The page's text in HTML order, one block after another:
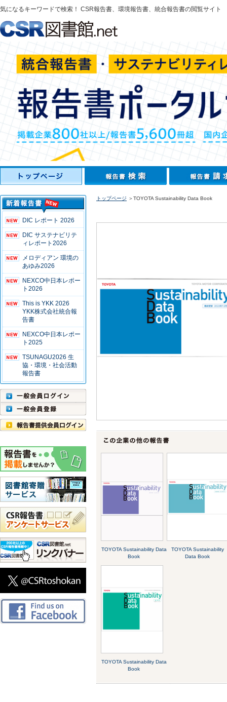
気になるキーワードで検索！ CSR報告書、環境報告書、統合報告書の閲覧サイト
DIC レポート 2026
DIC サステナビリテ
ィレポート2026
メロディアン 環境の
あゆみ2026
NEXCO中日本レポー
ト2026
This is YKK 2026
YKK株式会社統合報
告書
NEXCO中日本レポー
ト2025
TSUNAGU2026 生
協・環境・社会活動
報告書
トップページ ＞TOYOTA Sustainability Data Book
TOYOTA Sustainability Data
Book
TOYOTA Sustainability
Data Book
TOYOTA Sustainability Data
Book